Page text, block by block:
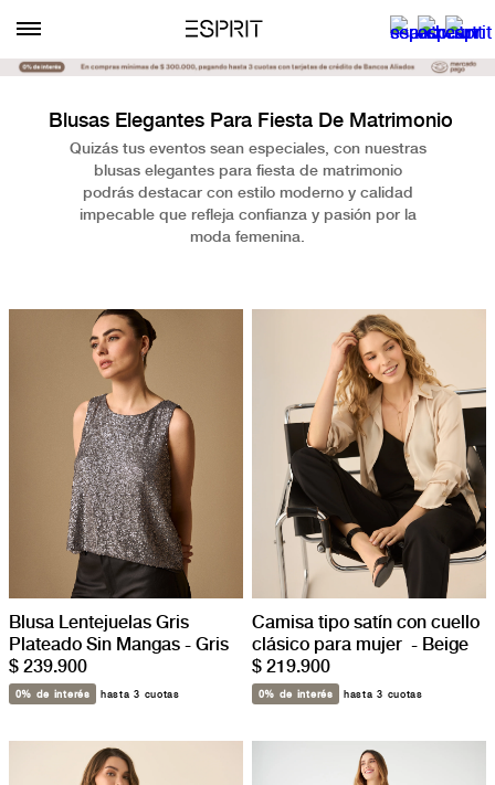
Blusas Elegantes Para Fiesta De Matrimonio
Quizás tus eventos sean especiales, con nuestras
blusas elegantes para fiesta de matrimonio
podrás destacar con estilo moderno y calidad
impecable que refleja confianza y pasión por la
moda femenina.
Blusa Lentejuelas Gris
Plateado Sin Mangas - Gris
$ 239.900
0% de interés hasta 3 cuotas
Camisa tipo satín con cuello
clásico para mujer - Beige
$ 219.900
0% de interés hasta 3 cuotas